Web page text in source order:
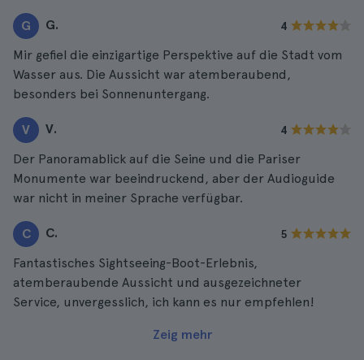
G G. 4
Mir gefiel die einzigartige Perspektive auf die Stadt vom
Wasser aus. Die Aussicht war atemberaubend,
besonders bei Sonnenuntergang.
V V. 4
Der Panoramablick auf die Seine und die Pariser
Monumente war beeindruckend, aber der Audioguide
war nicht in meiner Sprache verfügbar.
C C. 5
Fantastisches Sightseeing-Boot-Erlebnis,
atemberaubende Aussicht und ausgezeichneter
Service, unvergesslich, ich kann es nur empfehlen!
Zeig mehr